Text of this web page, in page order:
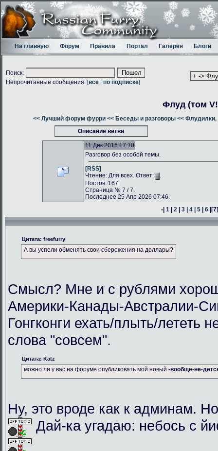
На главную Форум Правила Портал Галерея Блоги
Поиск:
Непрочитанные сообщения: [все по подписке]
Флуд (том
<< Лучший форум фурри << Беседы и разговоры << Флудилки,
Описание ветви
11 Дек 2016 17:10
Разговор без особой темы.
[RSS]
Чтение: Для всех. Ответ:
.
Постов: 167.
Страница № 7 / 7.
Последнее 25 Апр 2026 07:46.
-|1 |2 |3 |4 |5 |6 |
Цитата: freefurry
А вы успели обменять свои сбережения на доллары?
Смысл? Мне и с рублями
Америки-Канады-Австралии-
Гонгконги ехать/плыть/лететь
слова "совсем".
Цитата: Katz
можно ли у вас на форуме опубликовать мой новый -вообще-не-
Ну, это вроде как к админам.
Дай-ка угадаю: небось с